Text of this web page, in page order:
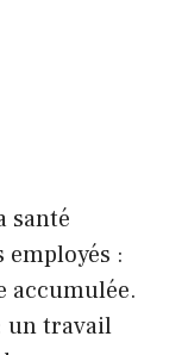
santé
employés :
accumulée.
un travail